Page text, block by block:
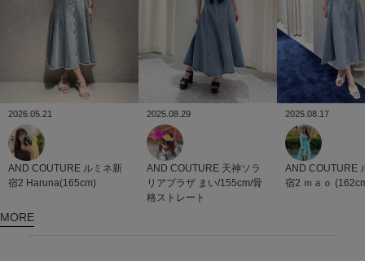
2026.05.21
AND COUTURE ルミネ新
宿2 Haruna(165cm)
2025.08.29
AND COUTURE 天神ソラ
リアプラザ まい/155cm/骨
格ストレート
2025.08.17
AND COUTURE
宿2 ｍａｏ
MORE